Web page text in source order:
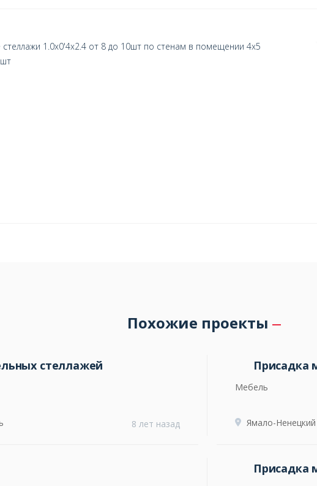
1.0х0'4х2.4 от 8 до 10шт по стенам в помещении 4х5
Похожие проекты
стеллажей
8 лет назад
Присадка
Мебель
Ямало-
Присадка